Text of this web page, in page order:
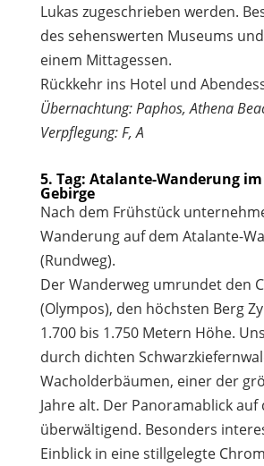
Lukas zugeschrieben werden.
des sehenswerten Museums
einem Mittagessen.
Rückkehr ins Hotel und
Übernachtung: Paphos, Athena
Verpflegung: F, A
5. Tag: Atalante-Wanderung
Gebirge
Nach dem Frühstück
Wanderung auf dem Atalante-
(Rundweg).
Der Wanderweg umrundet den
(Olympos), den höchsten Berg
1.700 bis 1.750 Metern Höhe.
durch dichten
Wacholderbäumen, einer der
Jahre alt. Der Panoramablick auf
überwältigend. Besonders
Einblick in eine stillgelegte